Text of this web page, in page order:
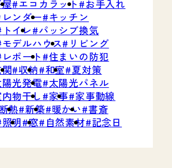
エコカラット
お手入れ
レンダー キッチン
トイレ
パッシブ換気
モデルハウス
リビング
レポート 住まいの防犯
収納 和室 夏対策
陽光発電 太陽光パネル
物干し 家事 家事動線
断熱 新築 暖かい 書斎
照明 窓 自然素材 記念日